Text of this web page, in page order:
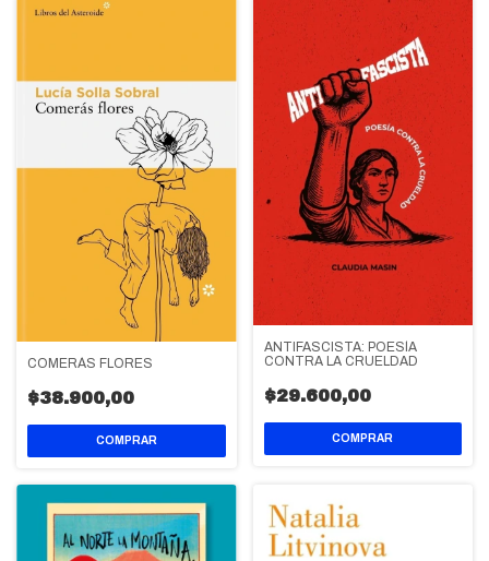
COMERÁS FLORES
$38.900,00
ANTIFASCISTA: POESÍA
CONTRA LA CRUELDAD
$29.600,00